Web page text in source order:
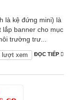
là kệ đứng mini) là
banner cho mục
trường trư...
ĐỌC TIẾP
lượt xem